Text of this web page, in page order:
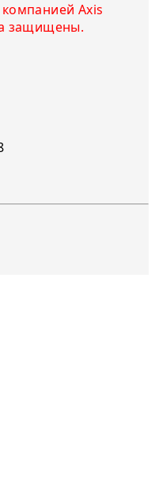
Axis
защищены.